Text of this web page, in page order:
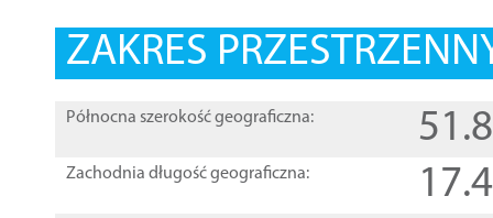
ZAKRES
Północna szerokość geograficzna:
Zachodnia długość geograficzna: